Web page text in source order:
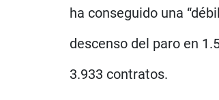
ha conseguido una
descenso del paro en
3.933 contratos.